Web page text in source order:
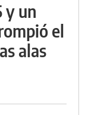
y un
el
alas